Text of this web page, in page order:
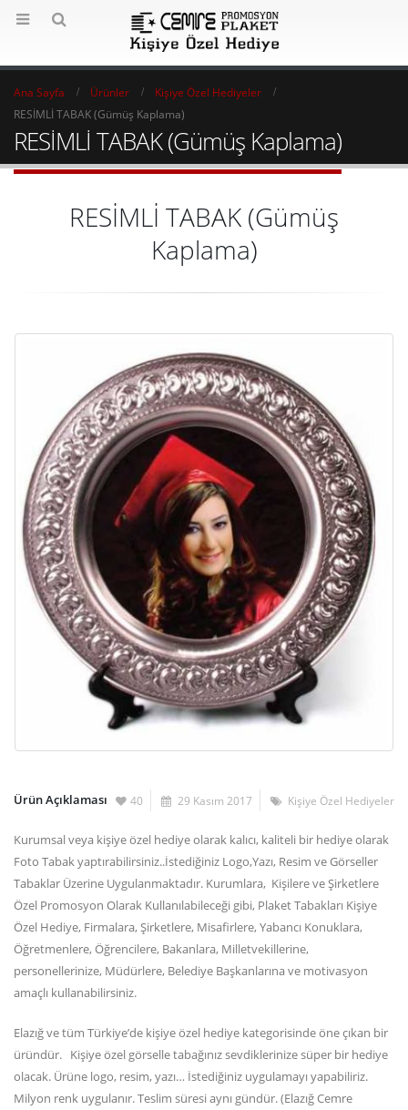
Ana Sayfa Ürünler
Kişiye Özel Hediyeler
RESİMLİ TABAK (Gümüş Kaplama)
RESİMLİ TABAK (Gümüş Kaplama)
RESİMLİ TABAK (Gümüş
Kaplama)
Ürün Açıklaması 40 29 Kasım 2017 Kişiye Özel Hediyeler
Kurumsal veya kişiye özel hediye olarak kalıcı, kaliteli bir hediye olarak
Foto Tabak yaptırabilirsiniz..İstediğiniz Logo,Yazı, Resim ve Görseller
Tabaklar Üzerine Uygulanmaktadır. Kurumlara, Kişilere ve Şirketlere
Özel Promosyon Olarak Kullanılabileceği gibi, Plaket Tabakları Kişiye
Özel Hediye, Firmalara, Şirketlere, Misafirlere, Yabancı Konuklara,
Öğretmenlere, Öğrencilere, Bakanlara, Milletvekillerine,
personellerinize, Müdürlere, Belediye Başkanlarına ve motivasyon
amaçlı kullanabilirsiniz.
Elazığ ve tüm Türkiye’de kişiye özel hediye kategorisinde öne çıkan bir
üründür. Kişiye özel görselle tabağınız sevdiklerinize süper bir hediye
olacak. Ürüne logo, resim, yazı… İstediğiniz uygulamayı yapabiliriz.
Milyon renk uygulanır. Teslim süresi aynı gündür. (Elazığ Cemre